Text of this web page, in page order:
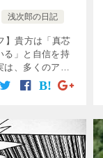
浅次郎の日記
】貴方は「真芯
る」と自信を持
、多くのアマ
ターの真芯」で
いのである。で